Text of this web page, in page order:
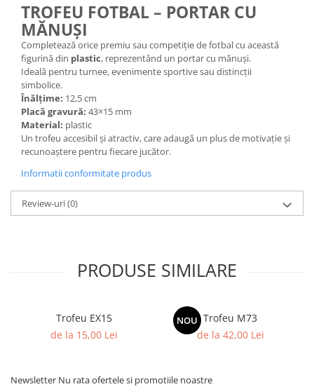
TROFEU FOTBAL – PORTAR CU
MĂNUȘI
Completează orice premiu sau competiție de fotbal cu această
figurină din plastic, reprezentând un portar cu mănuși.
Ideală pentru turnee, evenimente sportive sau distincții
simbolice.
Înălțime: 12,5 cm
Placă gravură: 43×15 mm
Material: plastic
Un trofeu accesibil și atractiv, care adaugă un plus de motivație și
recunoaștere pentru fiecare jucător.
Informatii conformitate produs
Review-uri(0)
PRODUSE SIMILARE
Trofeu EX15
de la 15,00 Lei
NOU Trofeu M73
de la 42,00 Lei
Newsletter Nu rata ofertele si promotiile noastre